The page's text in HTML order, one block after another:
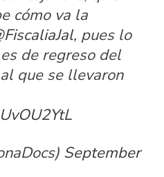
cómo va la
, pues lo
de regreso del
que se llevaron
September